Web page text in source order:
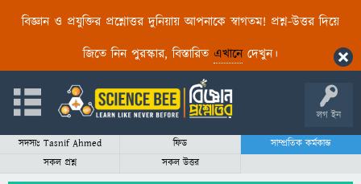
বিজ্ঞান ও প্রযুক্তির প্রশ্নোত্তর দুনিয়ায় আপনাকে স্বাগতম! প্রশ্ন-উত্তর দিয়ে
জিতে নিন পুরস্কার, বিস্তারিত এখানেদেখুন।
লগ ইন
সদস্যঃ Tasnif Ahmed ফিড
সাম্প্রতিক কর্মকান্ড
সকল প্রশ্ন
সকল উত্তর